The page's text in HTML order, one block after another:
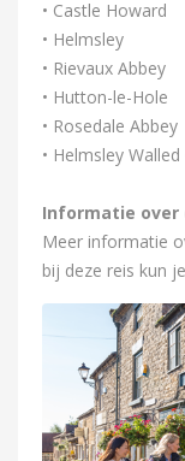
• Castle Howard
• Helmsley
• Rievaux Abbey
• Hutton-le-Hole
• Rosedale Abbey
• Helmsley
Informatie over
Meer informatie
bij deze reis kun